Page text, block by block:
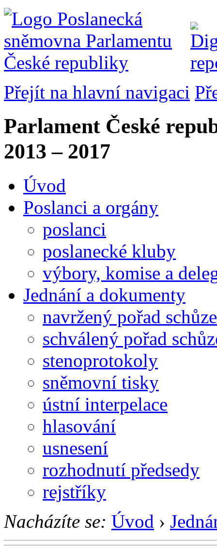
Přejít na hlavní navigaci
Parlament České
2013 – 2017
Úvod
Poslanci a orgány
poslanci
poslanecké kluby
výbory, komise a
Jednání a dokumenty
navržený pořad schůze
schválený pořad
stenoprotokoly
sněmovní tisky
ústní interpelace
hlasování
usnesení
rozhodnutí předsedy
rejstříky
Nacházíte se: Úvod ›